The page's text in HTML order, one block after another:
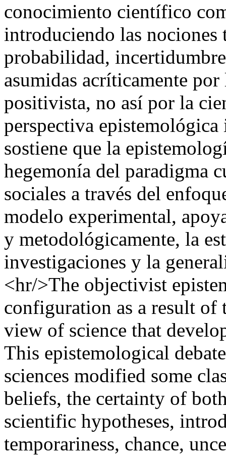
conocimiento científico
introduciendo las
probabilidad,
asumidas acríticamente
positivista, no así por la
perspectiva
sostiene que la
hegemonía del paradigma
sociales a través del
modelo experimental,
y metodológicamente, la
investigaciones y la
<hr/>The objectivist
configuration as a result
view of science that
This epistemological
sciences modified some
beliefs, the certainty of
scientific hypotheses,
temporariness, chance,